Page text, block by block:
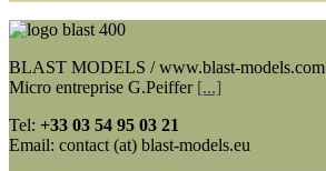
BLAST MODELS / www.blast-models.com
Micro entreprise G.Peiffer [...]
Tel: +33 03 54 95 03 21
Email: contact (at) blast-models.eu